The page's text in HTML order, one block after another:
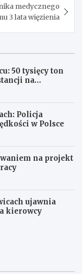
medycznego
3 lata więzienia
50 tysięcy ton
na
Policja
w Polsce
na projekt
ujawnia
kierowcy